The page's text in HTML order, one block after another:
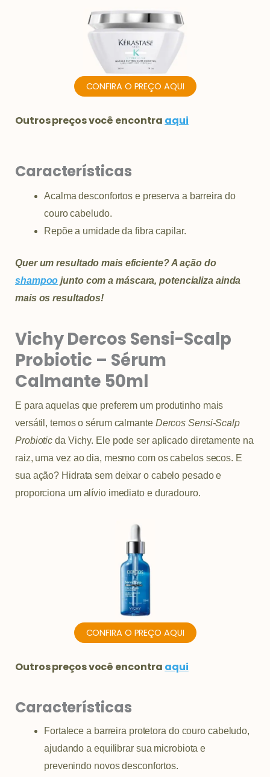
CONFIRA O PREÇO AQUI
Outros preços você encontra aqui
Características
Acalma desconfortos e preserva a barreira do
couro cabeludo.
Repõe a umidade da fibra capilar.
Quer um resultado mais eficiente? A ação do
shampoo junto com a máscara, potencializa ainda
mais os resultados!
Vichy Dercos Sensi-Scalp
Probiotic – Sérum
Calmante 50ml
E para aquelas que preferem um produtinho mais
versátil, temos o sérum calmante Dercos Sensi-Scalp
Probiotic da Vichy. Ele pode ser aplicado diretamente na
raiz, uma vez ao dia, mesmo com os cabelos secos. E
sua ação? Hidrata sem deixar o cabelo pesado e
proporciona um alívio imediato e duradouro.
CONFIRA O PREÇO AQUI
Outros preços você encontra aqui
Características
Fortalece a barreira protetora do couro cabeludo,
ajudando a equilibrar sua microbiota e
prevenindo novos desconfortos.